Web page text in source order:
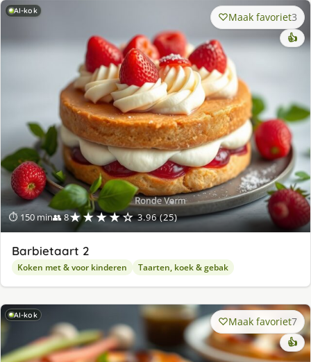
AI-kok
⏱ 150 min👥 8★★★★☆ 3.96 (25)
Maak favoriet3
👍
Barbietaart 2
Koken met & voor kinderen Taarten, koek & gebak
AI-kok Maak favoriet7
👍